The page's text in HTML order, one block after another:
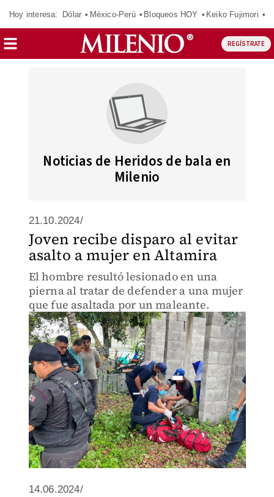
Hoy interesa: Dólar México-Perú Bloqueos HOY Keiko Fujimori
REGÍSTRATE
Noticias de Heridos de bala en
Milenio
21.10.2024/
Joven recibe disparo al evitar
asalto a mujer en Altamira
El hombre resultó lesionado en una
pierna al tratar de defender a una mujer
que fue asaltada por un maleante.
14.06.2024/